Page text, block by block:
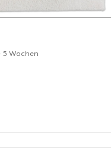
5 Wochen